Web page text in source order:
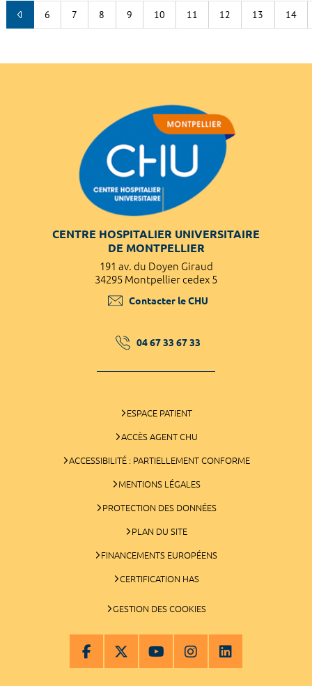
6 7 8 9 10 11 12 13 14
CENTRE HOSPITALIER UNIVERSITAIRE
DE MONTPELLIER
191 av. du Doyen Giraud
34295 Montpellier cedex 5
Contacter le CHU
04 67 33 67 33
ESPACE PATIENT
ACCÈS AGENT CHU
ACCESSIBILITÉ : PARTIELLEMENT CONFORME
MENTIONS LÉGALES
PROTECTION DES DONNÉES
PLAN DU SITE
FINANCEMENTS EUROPÉENS
CERTIFICATION HAS
GESTION DES COOKIES